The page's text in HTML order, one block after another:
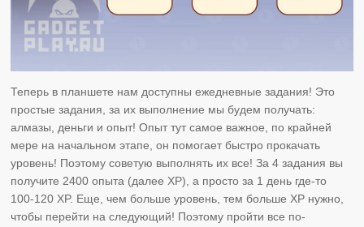
Теперь в планшете нам доступны ежедневные задания! Это
простые задания, за их выполнение мы будем получать:
алмазы, деньги и опыт! Опыт тут самое важное, по крайней
мере на начальном этапе, он помогает быстро прокачать
уровень! Поэтому советую выполнять их все! За 4 задания вы
получите 2400 опыта (далее XP), а просто за 1 день где-то
100-120 XP. Еще, чем больше уровень, тем больше XP нужно,
чтобы перейти на следующий! Поэтому пройти все по-